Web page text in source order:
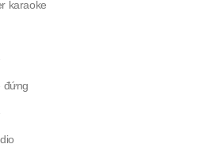
karaoke
đứng